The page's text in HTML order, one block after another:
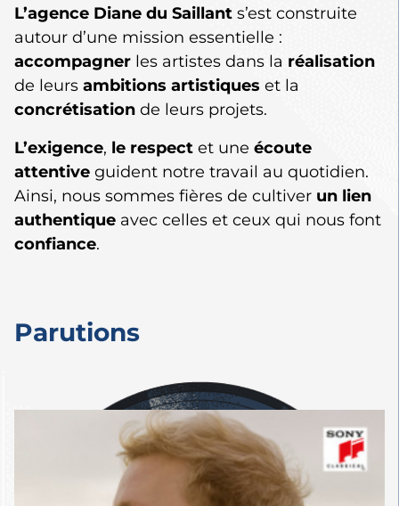
L’agence Diane du Saillant s’est construite
autour d’une mission essentielle :
accompagner les artistes dans la réalisation
de leurs ambitions artistiques et la
concrétisation de leurs projets.
L’exigence, le respect et une écoute
attentive guident notre travail au quotidien.
Ainsi, nous sommes fières de cultiver un lien
authentique avec celles et ceux qui nous font
confiance.
Parutions